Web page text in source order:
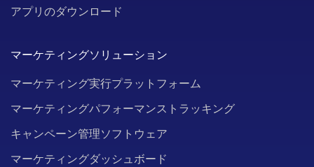
アプリのダウンロード
マーケティングソリューション
マーケティング実行プラットフォーム
マーケティングパフォーマンストラッキング
キャンペーン管理ソフトウェア
マーケティングダッシュボード